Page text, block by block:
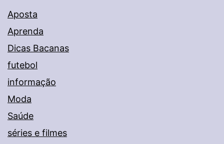
Aposta
Aprenda
Dicas Bacanas
futebol
informação
Moda
Saúde
séries e filmes